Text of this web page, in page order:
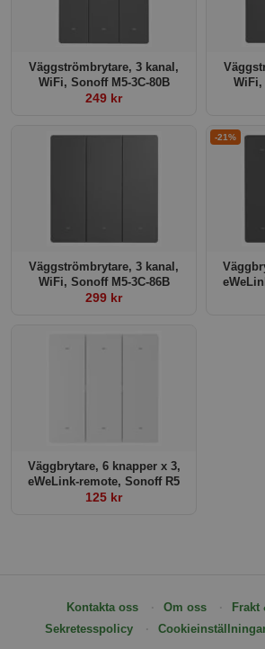
Väggströmbrytare, 3 kanal,
WiFi, Sonoff M5-3C-80B
249 kr
WiFi,
Väggströmbrytare, 3 kanal,
WiFi, Sonoff M5-3C-86B
299 kr
-21%
Väggbrytare, 6 knapper x 3,
eWeLink-remote, Sonoff R5
125 kr
Kontakta oss Om oss
Frakt
Sekretesspolicy